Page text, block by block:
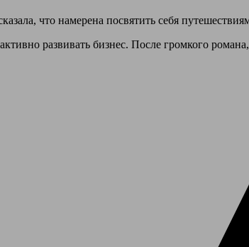
что намерена посвятить себя
развивать бизнес. После громкого